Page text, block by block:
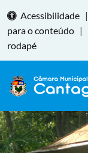
Acessibilidade |
para o conteúdo |
rodapé